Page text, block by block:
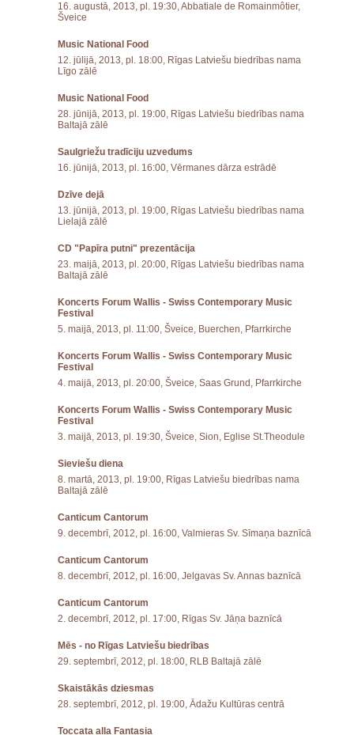
16. augustā, 2013, pl. 19:30, Abbatiale de Romainmôtier,
Šveice
Music National Food
12. jūlijā, 2013, pl. 18:00, Rīgas Latviešu biedrības nama
Līgo zālē
Music National Food
28. jūnijā, 2013, pl. 19:00, Rīgas Latviešu biedrības nama
Baltajā zālē
Saulgriežu tradīciju uzvedums
16. jūnijā, 2013, pl. 16:00, Vērmanes dārza estrādē
Dzīve dejā
13. jūnijā, 2013, pl. 19:00, Rīgas Latviešu biedrības nama
Lielajā zālē
CD "Papīra putni" prezentācija
23. maijā, 2013, pl. 20:00, Rīgas Latviešu biedrības nama
Baltajā zālē
Koncerts Forum Wallis - Swiss Contemporary Music
Festival
5. maijā, 2013, pl. 11:00, Šveice, Buerchen, Pfarrkirche
Koncerts Forum Wallis - Swiss Contemporary Music
Festival
4. maijā, 2013, pl. 20:00, Šveice, Saas Grund, Pfarrkirche
Koncerts Forum Wallis - Swiss Contemporary Music
Festival
3. maijā, 2013, pl. 19:30, Šveice, Sion, Eglise St.Theodule
Sieviešu diena
8. martā, 2013, pl. 19:00, Rīgas Latviešu biedrības nama
Baltajā zālē
Canticum Cantorum
9. decembrī, 2012, pl. 16:00, Valmieras Sv. Sīmaņa baznīcā
Canticum Cantorum
8. decembrī, 2012, pl. 16:00, Jelgavas Sv. Annas baznīcā
Canticum Cantorum
2. decembrī, 2012, pl. 17:00, Rīgas Sv. Jāņa baznīcā
Mēs - no Rīgas Latviešu biedrības
29. septembrī, 2012, pl. 18:00, RLB Baltajā zālē
Skaistākās dziesmas
28. septembrī, 2012, pl. 19:00, Ādažu Kultūras centrā
Toccata alla Fantasia